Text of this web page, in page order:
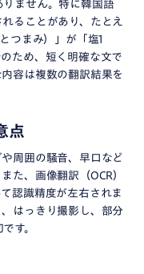
ません。​特に韓国語
ることがあり、たとえ
つまみ）」が「塩1
ため、短く明確な文で
容は複数の翻訳結果を
点
周囲の騒音、早口など
た、画像翻訳（OCR）
認識精度が左右されま
はっきり撮影し、部分
す。